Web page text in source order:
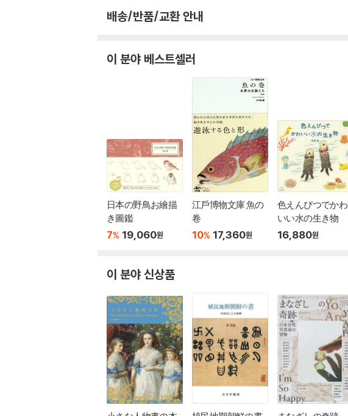
배송/반품/교환 안내
이 분야 베스트셀러
日本の野鳥お繪描
き圖鑑
7% 19,060원
江戶博物文庫 魚の
卷
10% 17,360원
色えんぴつでかわ
いい水の生き物
16,880원
이 분야 신상품